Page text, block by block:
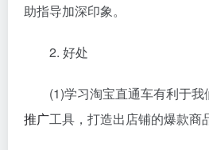
助指导加深印象。
2. 好处
(1)学习淘宝直通车有利于我
推广工具，打造出店铺的爆款商